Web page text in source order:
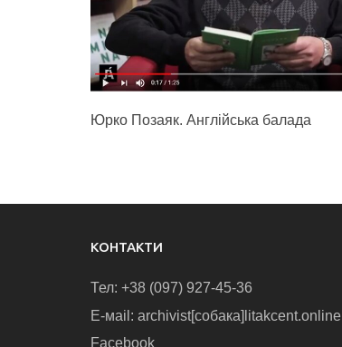
Юрко Позаяк. Англійська балада
КОНТАКТИ
Тел: +38 (097) 927-45-36
E-маіl: archivist[собака]litakcent.online
Facebook